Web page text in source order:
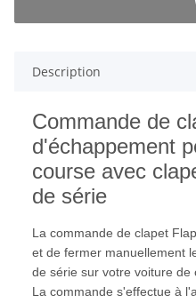
Description
Commande de
d'échappement
course avec
de série
La commande de clapet
et de fermer manuellement
de série sur votre voiture de
La commande s'effectue à